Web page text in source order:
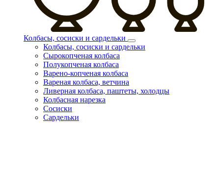
Колбасы, сосиски и сардельки
Колбасы, сосиски и сардельки
Сырокопченая колбаса
Полукопченая колбаса
Варено-копченая колбаса
Вареная колбаса, ветчина
Ливерная колбаса, паштеты, холодцы
Колбасная нарезка
Сосиски
Сардельки